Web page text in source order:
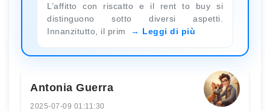
L’affitto con riscatto e il rent to buy si
distinguono sotto diversi aspetti.
Innanzitutto, il prim
Leggi di più
Antonia Guerra
2025-07-09 01:11:30